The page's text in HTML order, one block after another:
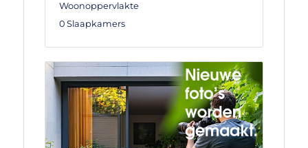
Woonoppervlakte
0 Slaapkamers